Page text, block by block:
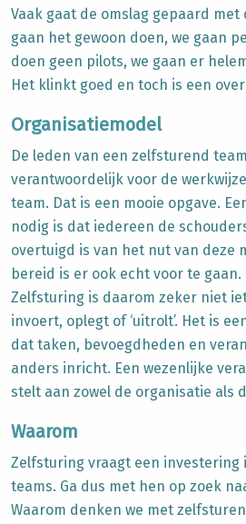
Vaak gaat de omslag gepaard met
gaan het gewoon doen, we gaan
doen geen pilots, we gaan er
Het klinkt goed en toch is een
Organisatiemodel
De leden van een zelfsturend
verantwoordelijk voor de
team. Dat is een mooie opgave.
nodig is dat iedereen de
overtuigd is van het nut van deze
bereid is er ook echt voor te gaan.
Zelfsturing is daarom zeker niet
invoert, oplegt of ‘uitrolt’. Het is
dat taken, bevoegdheden en
anders inricht. Een wezenlijke
stelt aan zowel de organisatie als
Waarom
Zelfsturing vraagt een investering
teams. Ga dus met hen op zoek
Waarom denken we met